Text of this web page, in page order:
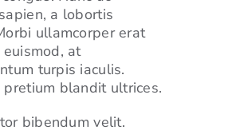
a lobortis
ullamcorper erat
at
turpis iaculis.
blandit ultrices.
bibendum velit.